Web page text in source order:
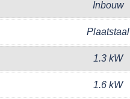
Inbouw
Plaatstaal
1.3 kW
1.6 kW